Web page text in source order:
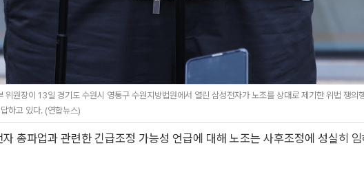
원장이 13일 경기도 수원시 영통구 수원지방법원에서 열린 삼성전자가 노조를 상대로 제기한 위법 쟁의
하고 있다. (연합뉴스)
총파업과 관련한 긴급조정 가능성 언급에 대해 노조는 사후조정에 성실히